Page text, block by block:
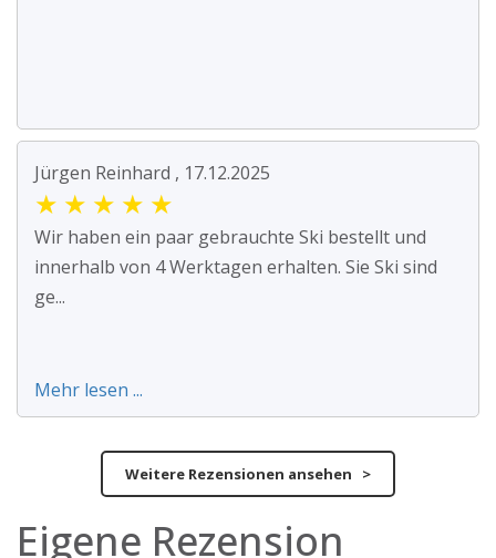
Jürgen Reinhard , 17.12.2025
★ ★ ★ ★ ★
Wir haben ein paar gebrauchte Ski bestellt und
innerhalb von 4 Werktagen erhalten. Sie Ski sind
ge...
Mehr lesen ...
Weitere Rezensionen ansehen >
Eigene Rezension